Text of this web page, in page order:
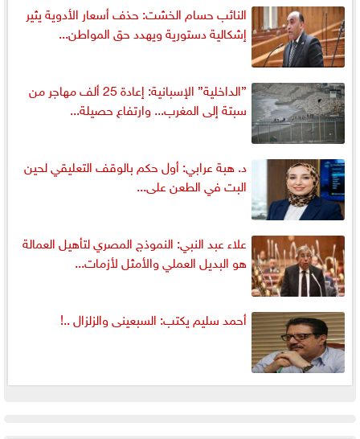
النائب حسام الخشت: حذف أسعار الأدوية يثير
إشكالية دستورية ويهدد حق المواطن...
”الداخلية” الإسبانية: إعادة 25 ألف مهاجر من
سبتة إلى المغرب... وارتفاع حصيلة...
د. هبة عرابي: أول حكم بالوقف التعليقي لحين
البت في الطعن على...
علاء عبد النبي: النموذج المصري لتأهيل العمالة
هو البديل العملي والأمثل لأزمات...
أحمد سليم يكتب: السبعينى والزلزال ..!